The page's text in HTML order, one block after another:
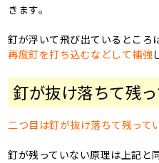
きます。
釘が浮いて飛び出ているところ
再度釘を打ち込むなどして補強
釘が抜け落ちて残
二つ目は釘が抜け落ちて残って
釘が残っていない原理は上記と